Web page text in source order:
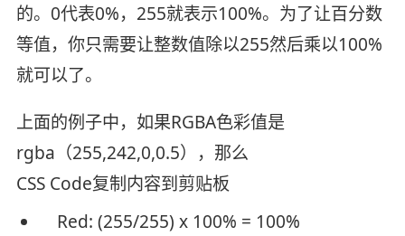
的。0代表0%，255就表示100%。为了让百分数
等值，你只需要让整数值除以255然后乘以100%
就可以了。
上面的例子中，如果RGBA色彩值是
rgba（255,242,0,0.5），那么
CSS Code复制内容到剪贴板
Red: (255/255) x 100% = 100%